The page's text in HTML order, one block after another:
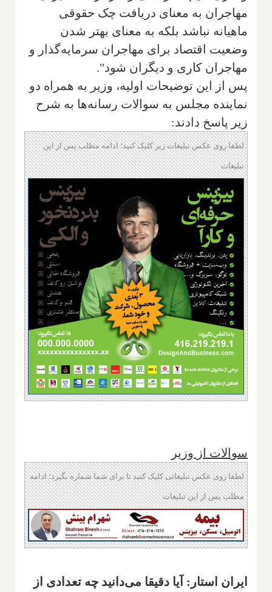
مهاجران به معنای دریافت چک حقوقی
ماهیانه نباشد بلکه به معنای بهتر شدن
وضعیت اقتصاد برای مهاجران سرمایه‌گذار و
مهاجران کاری و دیگران شود".
پس از این توضیحات اولیه، وزیر به همراه دو
نماینده مجلس به سوالات رسانه‌ها به شرح
زیر پاسخ دادند:
لطفا روی عکس تبلیغات زیر کلیک کنید؛ ادامه مطلب پس از این
تبلیغات
سوالات از وزیر
لطفا روی عکس تبلیغاتی کلیک کنید تا برای شما شماره بگیرد؛ ادامه
مطلب پس از این تبلیغات
ایران استار: آیا دقیقا می‌دانید چه تعدادی از